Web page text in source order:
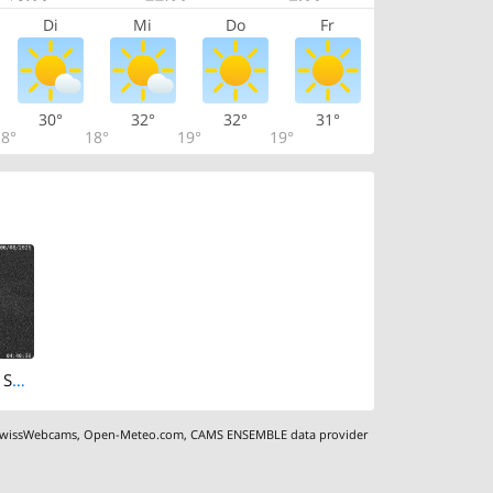
Di Mi Do Fr
30°
18°
32°
19°
32°
19°
31°
Mollis: Glarus, Switzerland
,Open-Meteo.com,CAMS ENSEMBLE data provider